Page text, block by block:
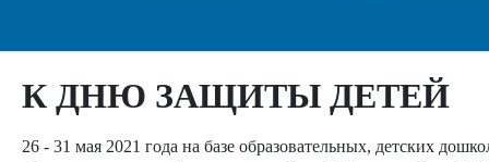
К ДНЮ ЗАЩИТЫ ДЕТЕЙ
26 - 31 мая 2021 года на базе образовательных, детских